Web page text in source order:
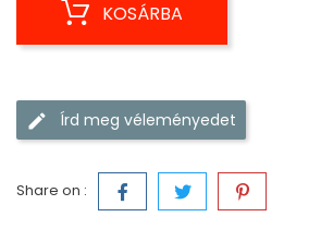
KOSÁRBA
Írd meg véleményedet
Share on :